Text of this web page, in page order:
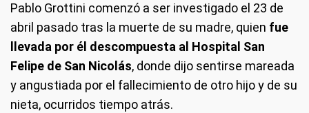
Pablo Grottini comenzó a ser investigado el 23 de
abril pasado tras la muerte de su madre, quien fue
llevada por él descompuesta al Hospital San
Felipe de San Nicolás, donde dijo sentirse mareada
y angustiada por el fallecimiento de otro hijo y de su
nieta, ocurridos tiempo atrás.